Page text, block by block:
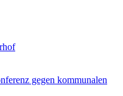
gegen kommunalen